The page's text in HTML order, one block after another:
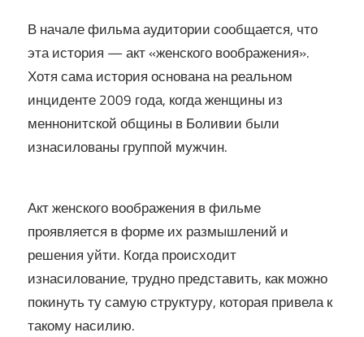
В начале фильма аудитории сообщается, что
эта история — акт «женского воображения».
Хотя сама история основана на реальном
инциденте 2009 года, когда женщины из
меннонитской общины в Боливии были
изнасилованы группой мужчин.
Акт женского воображения в фильме
проявляется в форме их размышлений и
решения уйти. Когда происходит
изнасилование, трудно представить, как можно
покинуть ту самую структуру, которая привела к
такому насилию.